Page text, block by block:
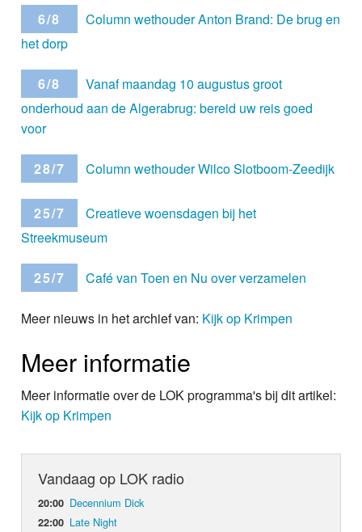
6/8
Column wethouder Anton Brand: De brug en
het dorp
6/8
Vanaf maandag 10 augustus groot
onderhoud aan de Algerabrug: bereid uw reis goed
voor
28/7 Column wethouder Wilco Slotboom-Zeedijk
25/7
Creatieve woensdagen bij het
Streekmuseum
25/7 Café van Toen en Nu over verzamelen
Meer nieuws in het archief van: Kijk op Krimpen
Meer informatie
Meer informatie over de LOK programma's bij dit artikel:
Kijk op Krimpen
Vandaag op LOK radio
20:00 Decennium Dick
22:00 Late Night